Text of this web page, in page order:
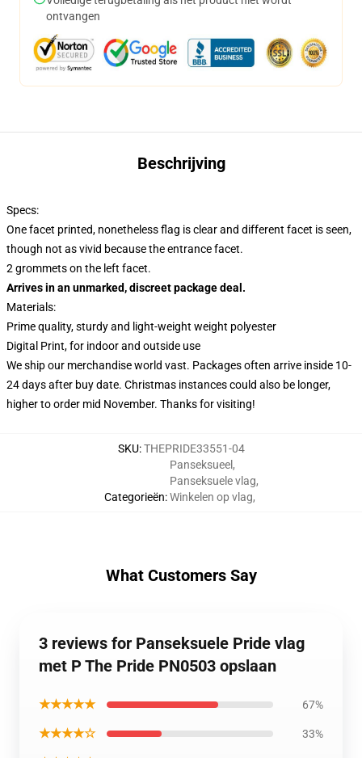
ontvangen
Beschrijving
Specs:
One facet printed, nonetheless flag is clear and different facet is seen,
though not as vivid because the entrance facet.
2 grommets on the left facet.
Arrives in an unmarked, discreet package deal.
Materials:
Prime quality, sturdy and light-weight weight polyester
Digital Print, for indoor and outside use
We ship our merchandise world vast. Packages often arrive inside 10-
24 days after buy date. Christmas instances could also be longer,
higher to order mid November. Thanks for visiting!
SKU:THEPRIDE33551-04
Categorieën:
Panseksueel ,
Panseksuele vlag,
Winkelen op vlag,
What Customers Say
3 reviews for Panseksuele Pride vlag
met P The Pride PN0503 opslaan
★★★★★ 67%
★★★★☆ 33%